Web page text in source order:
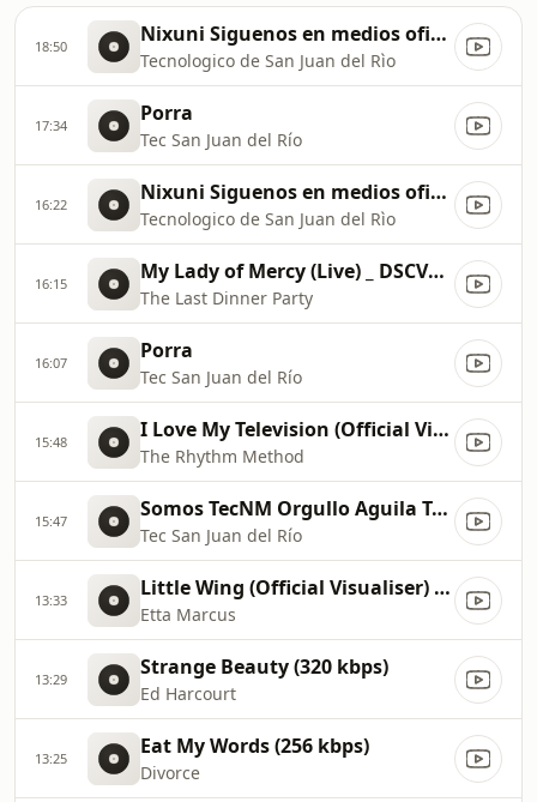
18:50 Nixuni Siguenos en medios oficiales
Tecnologico de San Juan del Rìo
17:34 Porra
Tec San Juan del Río
16:22 Nixuni Siguenos en medios oficiales
Tecnologico de San Juan del Rìo
16:15 My Lady of Mercy (Live) _ DSCVR Artists To Watch 2024 (320 kbps)
The Last Dinner Party
16:07 Porra
Tec San Juan del Río
15:48 I Love My Television (Official Visualiser) (320 kbps)
The Rhythm Method
15:47 Somos TecNM Orgullo Aguila TecSanJuan
Tec San Juan del Río
13:33 Little Wing (Official Visualiser) (320 kbps)
Etta Marcus
13:29 Strange Beauty (320 kbps)
Ed Harcourt
13:25 Eat My Words (256 kbps)
Divorce